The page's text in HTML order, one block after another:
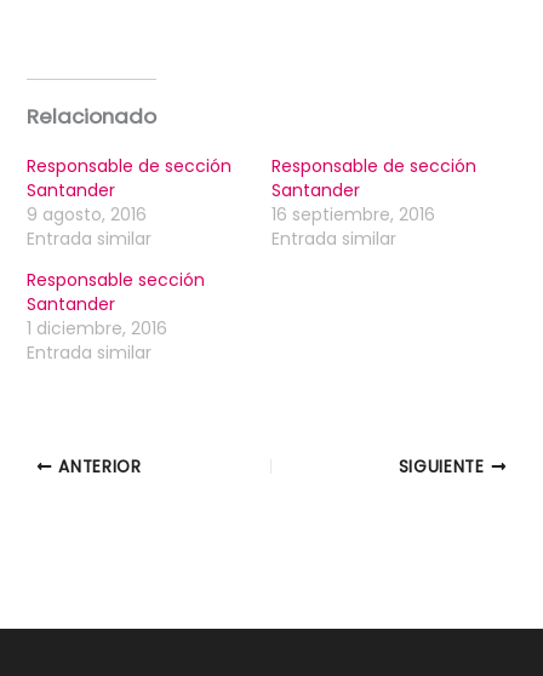
Relacionado
Responsable de sección
Santander
9 agosto, 2016
Entrada similar
Responsable de sección
Santander
16 septiembre, 2016
Entrada similar
Responsable sección
Santander
1 diciembre, 2016
Entrada similar
ANTERIOR SIGUIENTE